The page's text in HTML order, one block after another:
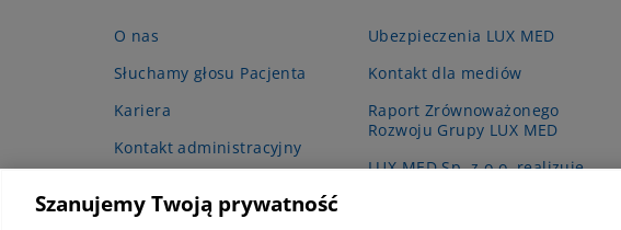
O nas
Słuchamy głosu Pacjenta
Kariera
Kontakt administracyjny
Ubezpieczenia LUX MED
Kontakt dla mediów
Raport Zrównoważonego
Rozwoju Grupy LUX MED
LUX MED Sp. z o.o. realizuje
Szanujemy Twoją prywatność